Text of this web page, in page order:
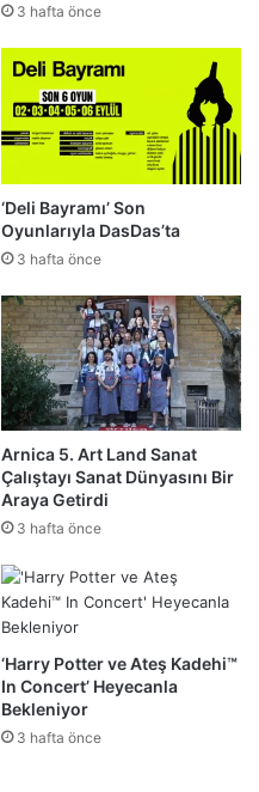
3 hafta önce
‘Deli Bayramı’ Son
Oyunlarıyla DasDas’ta
3 hafta önce
Arnica 5. Art Land Sanat
Çalıştayı Sanat Dünyasını Bir
Araya Getirdi
3 hafta önce
‘Harry Potter ve Ateş Kadehi™
In Concert’ Heyecanla
Bekleniyor
3 hafta önce